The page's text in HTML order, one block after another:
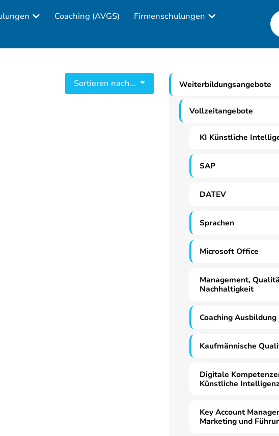
Coaching (AVGS) Firmenschulungen
Sortieren nach... Weiterbildungsangebote
Vollzeitangebote
KI Künstliche
SAP
DATEV
Sprachen
Microsoft Office
Management,
Nachhaltigkeit
Coaching Ausbildung
Kaufmännische
Digitale
Künstliche Intelligenz
Key Account
Marketing und